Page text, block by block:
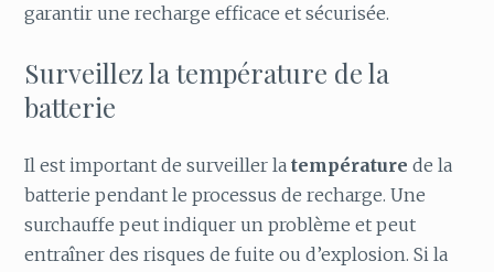
garantir une recharge efficace et sécurisée.
Surveillez la température de la
batterie
Il est important de surveiller latempérature de la
batterie pendant le processus de recharge. Une
surchauffe peut indiquer un problème et peut
entraîner des risques de fuite ou d’explosion. Si la